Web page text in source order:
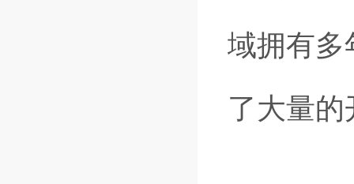
域拥有多
了大量